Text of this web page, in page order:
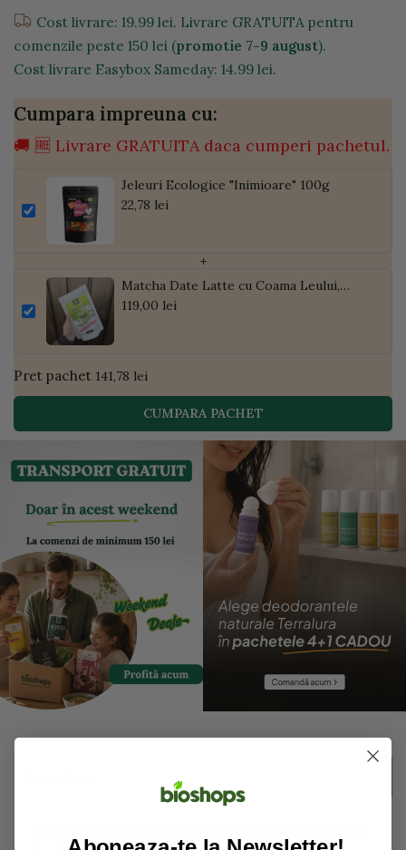
Cost livrare: 19.99 lei. Livrare GRATUITA pentru
comenzile peste 150 lei (promotie 7-9 august).
Cost livrare Easybox Sameday: 14.99 lei.
Cumpara impreuna cu:
🚚 🆓 Livrare GRATUITA daca cumperi pachetul.
Jeleuri Ecologice "Inimioare" 100g
22,78 lei
+
Matcha Date Latte cu Coama Leului,
Pudră de Curmale și Ghimbir, ECO, 300g
119,00 lei
Pret pachet 141,78 lei
CUMPARA PACHET